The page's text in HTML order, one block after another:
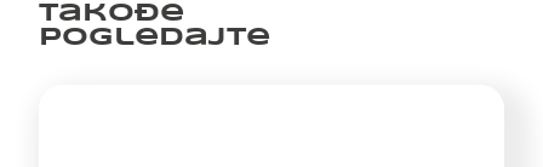
Takođe
pogledajte